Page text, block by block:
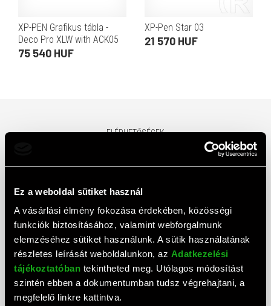
Ez a weboldal sütiket használ
A vásárlási élmény fokozása érdekében, közösségi
funkciók biztosításához, valamint webforgalmunk
elemzéséhez sütiket használunk. A sütik használatának
részletes leírását weboldalunkon, az Adatkezelési
tájékoztatóban tekintheted meg. Utólagos módosítást
szintén ebben a dokumentumban tudsz végrehajtani, a
megfelelő linkre kattintva.
XP-PEN Grafikus tábla -
Deco Pro XLW with ACK05
(15"x9", 5080 LPI, PS 16K,
75 540 HUF
XP-Pen Star 03
21 570 HUF
ELÉRHETŐSÉGEK
ADATKEZELÉSI TÁJÉKOZTATÓ
MÁRKÁINK
GARANCIA GYIK
VÉGLEGES ADATTÖRLÉS TÁJÉKOZTATÓ
ELÁLLÁS